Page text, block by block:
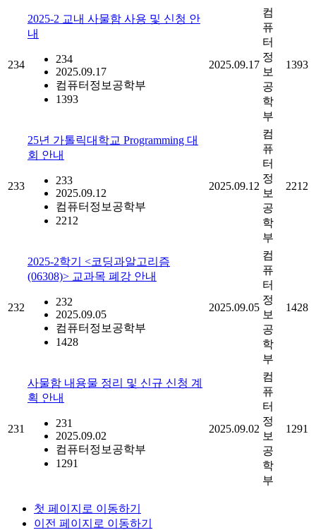
234
2025-2 교내 사물함 사용 및 신청 안
내
234
2025.09.17
컴퓨터정보공학부
1393
2025.09.17
컴
퓨
터
정
보
공
학
부
1393
233
25년 가톨릭대학교 Programming 대
회 안내
233
2025.09.12
컴퓨터정보공학부
2212
2025.09.12
컴
퓨
터
정
보
공
학
부
2212
232
2025-2학기 <코딩과알고리즘
(06308)> 교과목 폐강 안내
232
2025.09.05
컴퓨터정보공학부
1428
2025.09.05
컴
퓨
터
정
보
공
학
부
1428
231
사물함 내용물 정리 및 신규 신청 계
획 안내
231
2025.09.02
컴퓨터정보공학부
1291
2025.09.02
컴
퓨
터
정
보
공
학
부
1291
첫 페이지로 이동하기
이전 페이지로 이동하기